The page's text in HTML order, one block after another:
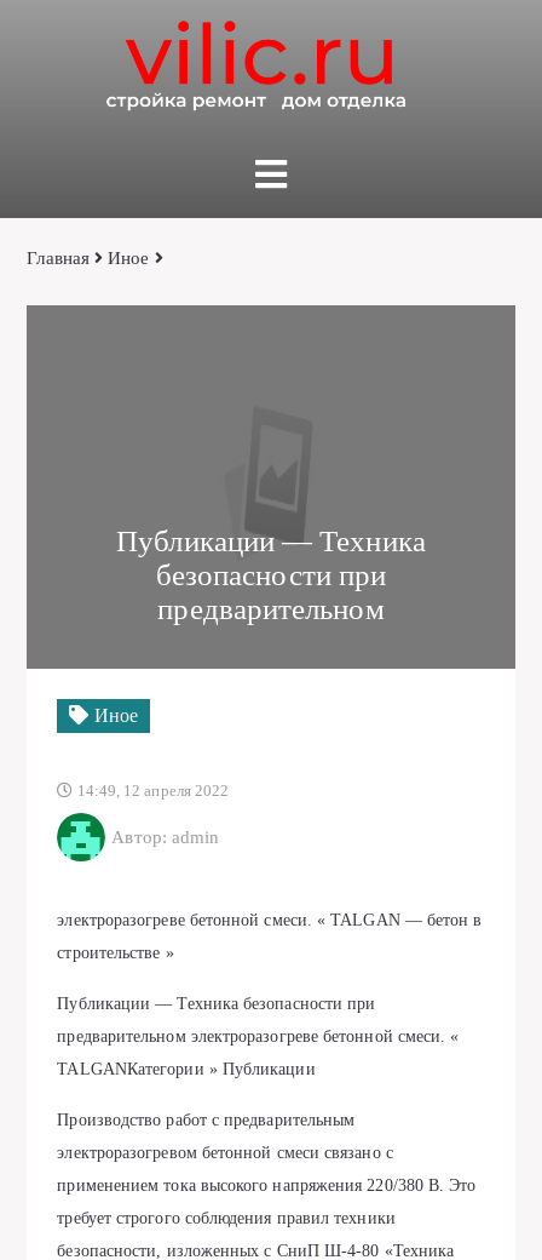
Главная Иное
Публикации — Техника
безопасности при
предварительном
Иное
14:49, 12 апреля 2022
Автор: admin
электроразогреве бетонной смеси. « TALGAN — бетон в
строительстве »
Публикации — Техника безопасности при
предварительном электроразогреве бетонной смеси. «
TALGANКатегории » Публикации
Производство работ с предварительным
электроразогревом бетонной смеси связано с
применением тока высокого напряжения 220/380 В. Это
требует строгого соблюдения правил техники
безопасности, изложенных с СниП Ш-4-80 «Техника